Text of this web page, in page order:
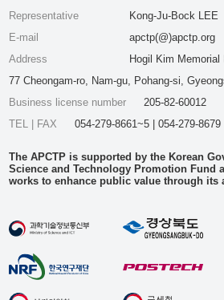
Representative
Kong-Ju-Bock LEE
E-mail
apctp(@)apctp.org
Address
Hogil Kim
77 Cheongam-ro, Nam-gu, Pohang-si,
Business license number
205-82-60012
TEL | FAX
054-279-8661~5 | 054-279-8679
The APCTP is supported by the Korean
Science and Technology Promotion Fund
works to enhance public value through its